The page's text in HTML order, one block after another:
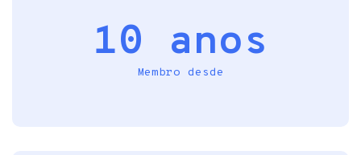
10 anos
Membro desde